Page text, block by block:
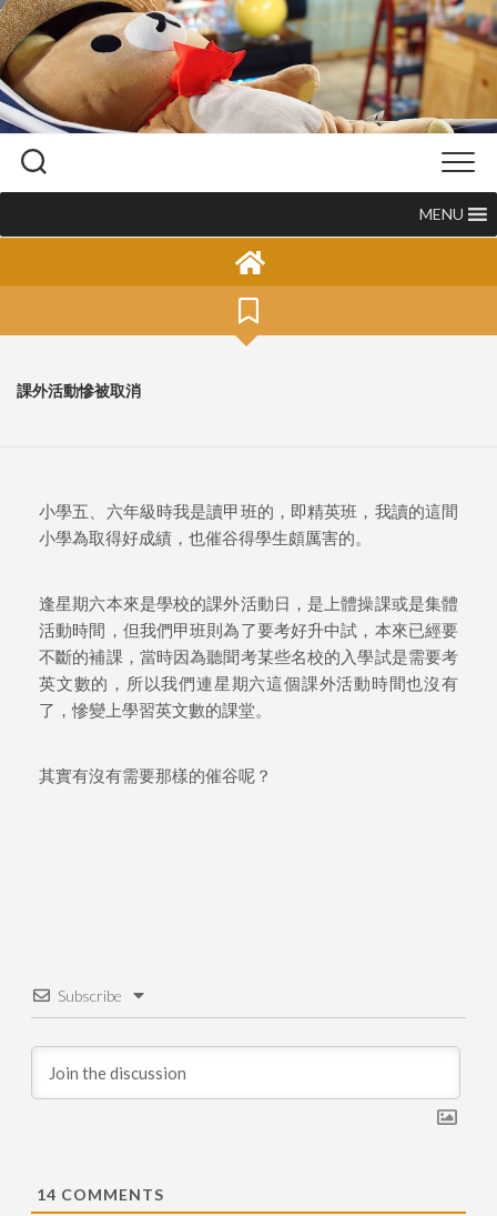
Skip
to
content
MENU
課外活動慘被取消
小學五、六年級時我是讀甲班的，即精英班，我讀的這間
小學為取得好成績，也催谷得學生頗厲害的。
逢星期六本來是學校的課外活動日，是上體操課或是集體
活動時間，但我們甲班則為了要考好升中試，本來已經要
不斷的補課，當時因為聽聞考某些名校的入學試是需要考
英文數的，所以我們連星期六這個課外活動時間也沒有
了，慘變上學習英文數的課堂。
其實有沒有需要那樣的催谷呢？
Subscribe
14 COMMENTS